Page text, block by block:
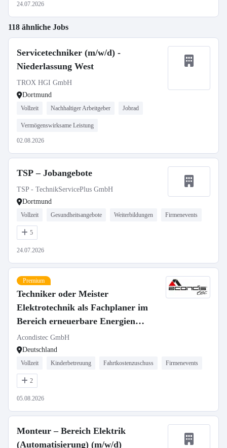
24.07.2026
118 ähnliche Jobs
Servicetechniker (m/w/d) -
Niederlassung West
TROX HGI GmbH
Dortmund
Vollzeit Nachhaltiger Arbeitgeber Jobrad
Vermögenswirksame Leistung
02.08.2026
TSP – Jobangebote
TSP - TechnikServicePlus GmbH
Dortmund
Vollzeit Gesundheitsangebote Weiterbildungen Firmenevents
5
24.07.2026
Premium
Techniker oder Meister
Elektrotechnik als Fachplaner im
Bereich erneuerbare Energien
(m/w/d)
Acondistec GmbH
Deutschland
Vollzeit Kinderbetreuung Fahrtkostenzuschuss Firmenevents
2
05.08.2026
Monteur – Bereich Elektrik
(Automatisierung) (m/w/d)